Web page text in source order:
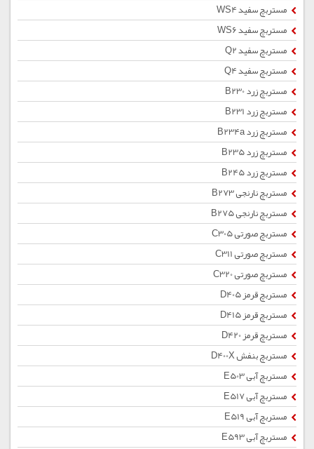
مستربچ سفید WS4
مستربچ سفید WS6
مستربچ سفید Q2
مستربچ سفید Q4
مستربچ زرد B230
مستربچ زرد B231
مستربچ زرد B234a
مستربچ زرد B235
مستربچ زرد B245
مستربچ نارنجی B273
مستربچ نارنجی B275
مستربچ صورتی C305
مستربچ صورتی C311
مستربچ صورتی C320
مستربچ قرمز D405
مستربچ قرمز D415
مستربچ قرمز D420
مستربچ بنفش D400X
مستربچ آبی E503
مستربچ آبی E517
مستربچ آبی E519
مستربچ آبی E593